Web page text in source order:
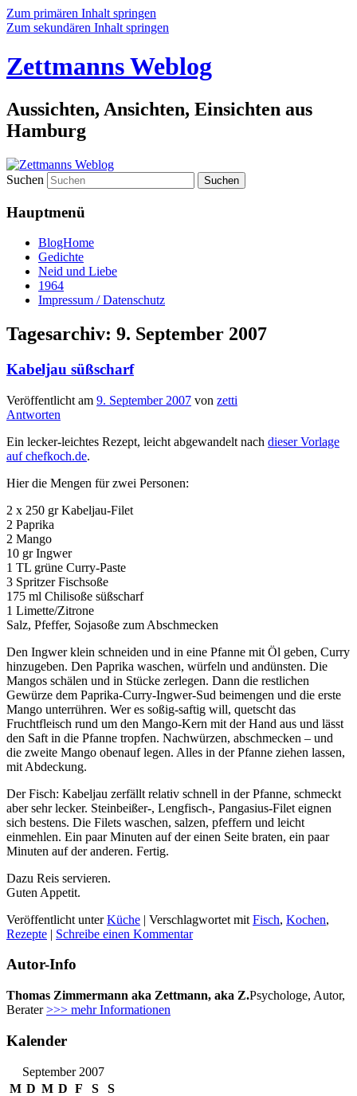
Zum primären Inhalt springen
Zum sekundären Inhalt springen
Zettmanns Weblog
Aussichten, Ansichten, Einsichten aus
Hamburg
Suchen
Hauptmenü
BlogHome
Gedichte
Neid und Liebe
1964
Impressum / Datenschutz
Tagesarchiv: 9. September 2007
Kabeljau süßscharf
Veröffentlicht am 9. September 2007 von zetti
Antworten
Ein lecker-leichtes Rezept, leicht abgewandelt nach dieser Vorlage
auf chefkoch.de.
Hier die Mengen für zwei Personen:
2 x 250 gr Kabeljau-Filet
2 Paprika
2 Mango
10 gr Ingwer
1 TL grüne Curry-Paste
3 Spritzer Fischsoße
175 ml Chilisoße süßscharf
1 Limette/Zitrone
Salz, Pfeffer, Sojasoße zum Abschmecken
Den Ingwer klein schneiden und in eine Pfanne mit Öl geben, Curry
hinzugeben. Den Paprika waschen, würfeln und andünsten. Die
Mangos schälen und in Stücke zerlegen. Dann die restlichen
Gewürze dem Paprika-Curry-Ingwer-Sud beimengen und die erste
Mango unterrühren. Wer es soßig-saftig will, quetscht das
Fruchtfleisch rund um den Mango-Kern mit der Hand aus und lässt
den Saft in die Pfanne tropfen. Nachwürzen, abschmecken – und
die zweite Mango obenauf legen. Alles in der Pfanne ziehen lassen,
mit Abdeckung.
Der Fisch: Kabeljau zerfällt relativ schnell in der Pfanne, schmeckt
aber sehr lecker. Steinbeißer-, Lengfisch-, Pangasius-Filet eignen
sich bestens. Die Filets waschen, salzen, pfeffern und leicht
einmehlen. Ein paar Minuten auf der einen Seite braten, ein paar
Minuten auf der anderen. Fertig.
Dazu Reis servieren.
Guten Appetit.
Veröffentlicht unter Küche | Verschlagwortet mit Fisch, Kochen,
Rezepte | Schreibe einen Kommentar
Autor-Info
Thomas Zimmermann aka Zettmann, aka Z.Psychologe, Autor,
Berater>>> mehr Informationen
Kalender
September 2007
M D M D F S
S